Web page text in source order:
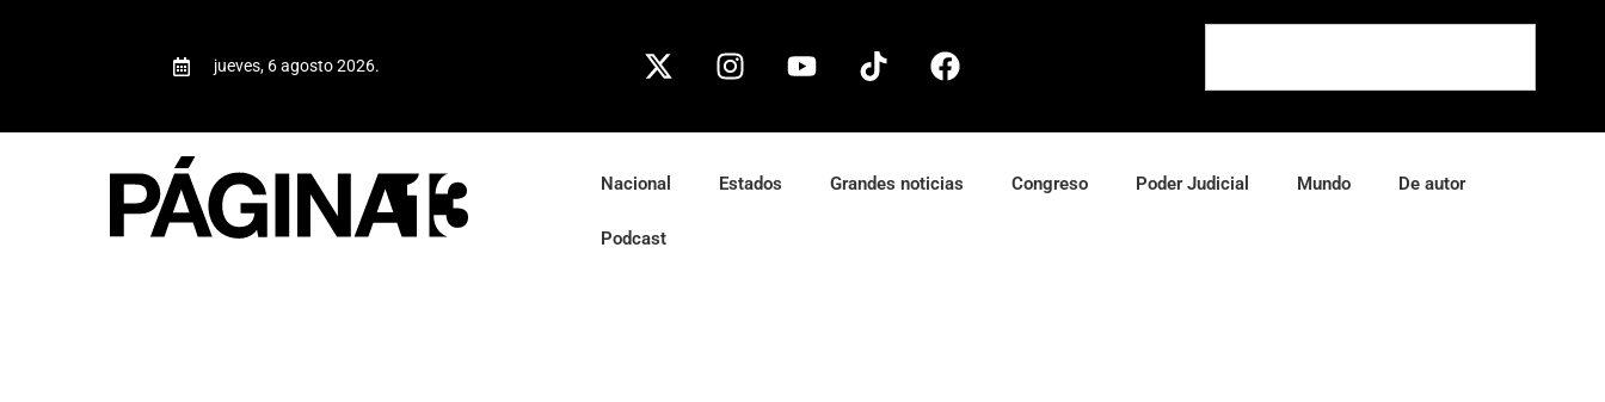
jueves, 6 agosto 2026.
Nacional Estados Grandes noticias Congreso Poder Judicial Mundo De autor
Podcast